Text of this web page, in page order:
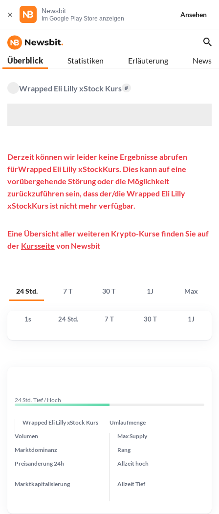
Newsbit
Im Google Play Store anzeigen
Ansehen
Überblick Statistiken Erläuterung News
Wrapped Eli Lilly xStock Kurs #
24 Std. 7 T 30 T 1J Max
Derzeit können wir leider keine Ergebnisse abrufen
fürWrapped Eli Lilly xStockKurs. Dies kann auf eine
vorübergehende Störung oder die Möglichkeit
zurückzuführen sein, dass der/die Wrapped Eli Lilly
xStockKurs ist nicht mehr verfügbar.
Eine Übersicht aller weiteren Krypto-Kurse finden Sie auf
der Kursseite von Newsbit
1s 24 Std. 7 T 30 T 1J
24 Std. Tief / Hoch
Wrapped Eli Lilly xStock Kurs Umlaufmenge
Preisänderung 24h
Max Supply
Marktdominanz
Marktkapitalisierung
Volumen
Rang
Allzeithoch
AllzeitTief